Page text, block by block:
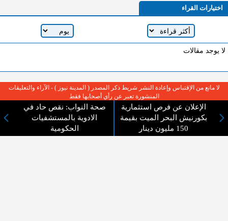
اختيارات القراء
لا يوجد مقالات
الإعلان عن فرص استثمارية
بكورنيش البحر الميت بقيمة
150 مليون دينار
صحة النواب: نقص حاد في
الادوية بالمستشفيات
الحكومية
لا مانع من الإقتباس وإعادة النشر شريط ذكر المصدر ( المدينة نيوز ) - الآراء والتعليقات
المنشورة تعبر عن رأي أصحابها فقط